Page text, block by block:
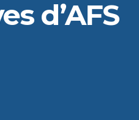
d’AFS